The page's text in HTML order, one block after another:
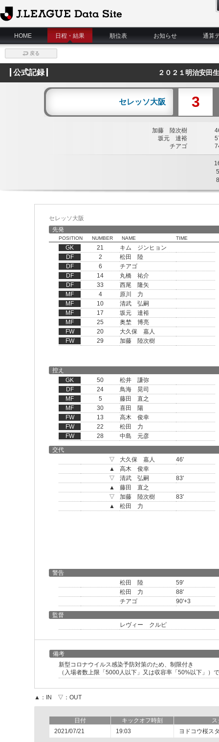
J.League Data Site
HOME
日程・結果 順位表 お知らせ 通算
戻る
公式記録 ２０２１明治安田
セレッソ大阪 3
加藤 陸次樹
坂元 達裕
チアゴ
5
8
セレッソ大阪
先発
POSITION NUMBER NAME TIME
GK 21
キム ジンヒョン
DF
2
松田 陸
DF
6
チアゴ
DF
14
丸橋 祐介
DF
33
西尾 隆矢
MF
4
原川 力
MF
10
清武 弘嗣
MF
17
坂元 達裕
MF
25
奥埜 博亮
FW
20
大久保 嘉人
FW
29 加藤 陸次樹
控え
GK
50
松井 謙弥
DF
24
鳥海 晃司
MF
5
藤田 直之
MF
30
喜田 陽
FW
13
高木 俊幸
FW
22
松田 力
FW
28
中島 元彦
交代
▽
大久保 嘉人
46'
▲
高木 俊幸
▽
清武 弘嗣
83'
▲
藤田 直之
▽
加藤 陸次樹
83'
▲
松田 力
警告
松田 陸
59'
松田 力
88'
チアゴ
90'+3
監督
レヴィー クルピ
備考
新型コロナウイルス感染予防対策のため、制限付き
（入場者数上限「5000人以下」又は収容率「50%以下」）
▲：IN ▽：OUT
日付 キックオフ時刻
ス
2021/07/21
19:03 ヨドコウ桜ス